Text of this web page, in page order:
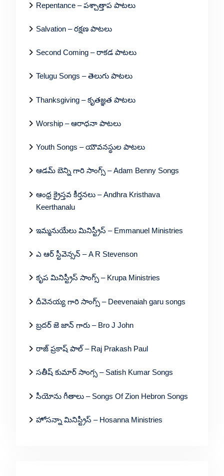
Repentance – పశ్చాత్తాప పాటలు
Salvation – రక్షణ పాటలు
Second Coming – రాకడ పాటలు
Telugu Songs – తెలుగు పాటలు
Thanksgiving – కృతజ్ఞత పాటలు
Worship – ఆరాధనా పాటలు
Youth Songs – యౌవనస్థుల పాటలు
ఆడమ్ బెన్ని గారి సాంగ్స్ – Adam Benny Songs
ఆంధ్ర క్రైస్తవ కీర్తనలు – Andhra Kristhava
Keerthanalu
ఇమ్మనుయేలు మినిస్ట్రీస్ – Emmanuel Ministries
ఎ ఆర్ స్టీవెన్సన్ – A R Stevenson
కృప మినిస్ట్రీస్ సాంగ్స్ – Krupa Ministries
దీవెనయ్య గారి సాంగ్స్ – Deevenaiah garu songs
బ్రదర్ జె జాన్ గారు – Bro J John
రాజ్ ప్రకాష్ పాల్ – Raj Prakash Paul
సతీష్ కుమార్ సాంగ్స – Satish Kumar Songs
సీయోను గీతాలు – Songs Of Zion Hebron Songs
హోసన్నా మినిస్ట్రీస్ – Hosanna Ministries